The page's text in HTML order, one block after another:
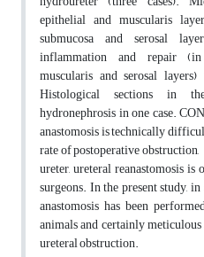
epithelial and muscularis
submucosa and serosal
inflammation and repair (in
muscularis and serosal
Histological sections in
hydronephrosis in one case.
anastomosis is technically
rate of postoperative
ureter, ureteral reanastomosis
surgeons. In the present study,
anastomosis has been
animals and certainly
ureteral obstruction.